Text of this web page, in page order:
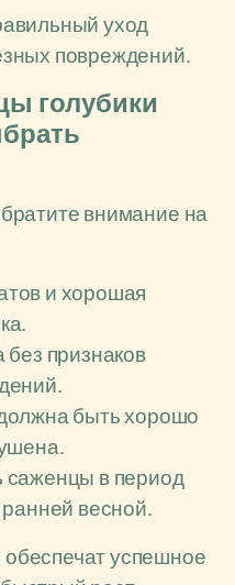
уход
повреждений.
голубики
внимание на
и хорошая
признаков
быть хорошо
саженцы в период
весной.
успешное